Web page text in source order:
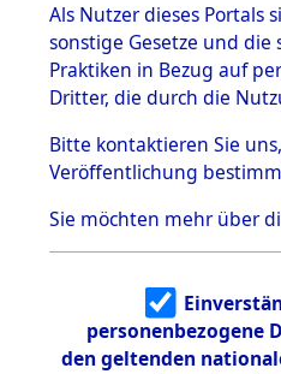
1.2.9.1
Effekten aus
dem KZ
Dachau
Effekten aus
dem KZ
Dachau,
Landesentsch
ädigungsamt
Effekten aus
dem KZ
Neuengamm
e
Als Nutzer dieses Portals
sonstige Gesetze und
Praktiken in Bezug auf
Dritter, die durch die
Bitte kontaktieren Sie
Veröffentlichung
Sie möchten mehr über
personenbezogene
den geltenden